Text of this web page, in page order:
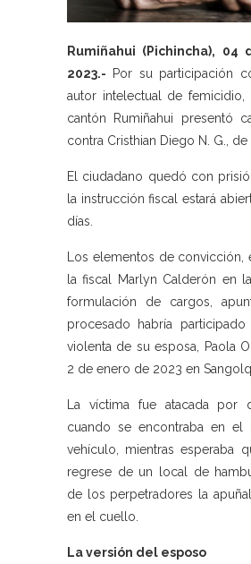
Rumiñahui (Pichincha),
2023.- Por su participación
autor intelectual de femicidio,
cantón Rumiñahui presentó
contra Cristhian Diego N. G., de
El ciudadano quedó con
la instrucción fiscal estará
días.
Los elementos de convicción,
la fiscal Marlyn Calderón en
formulación de cargos,
procesado habría
violenta de su esposa, Paola
2 de enero de 2023 en
La víctima fue atacada por
cuando se encontraba en el
vehículo, mientras esperaba
regrese de un local de
de los perpetradores la
en el cuello.
La versión del esposo